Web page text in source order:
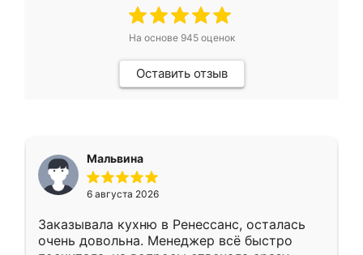
На основе 945оценок
Оставить отзыв
Мальвина
6 августа 2026
Заказывала кухню в Ренессанс, осталась
очень довольна. Менеджер всё быстро